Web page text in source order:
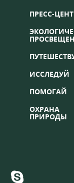
ПРЕСС-
ИССЛЕДУЙ
ПОМОГАЙ
ОХРАНА
ПРИРОДЫ